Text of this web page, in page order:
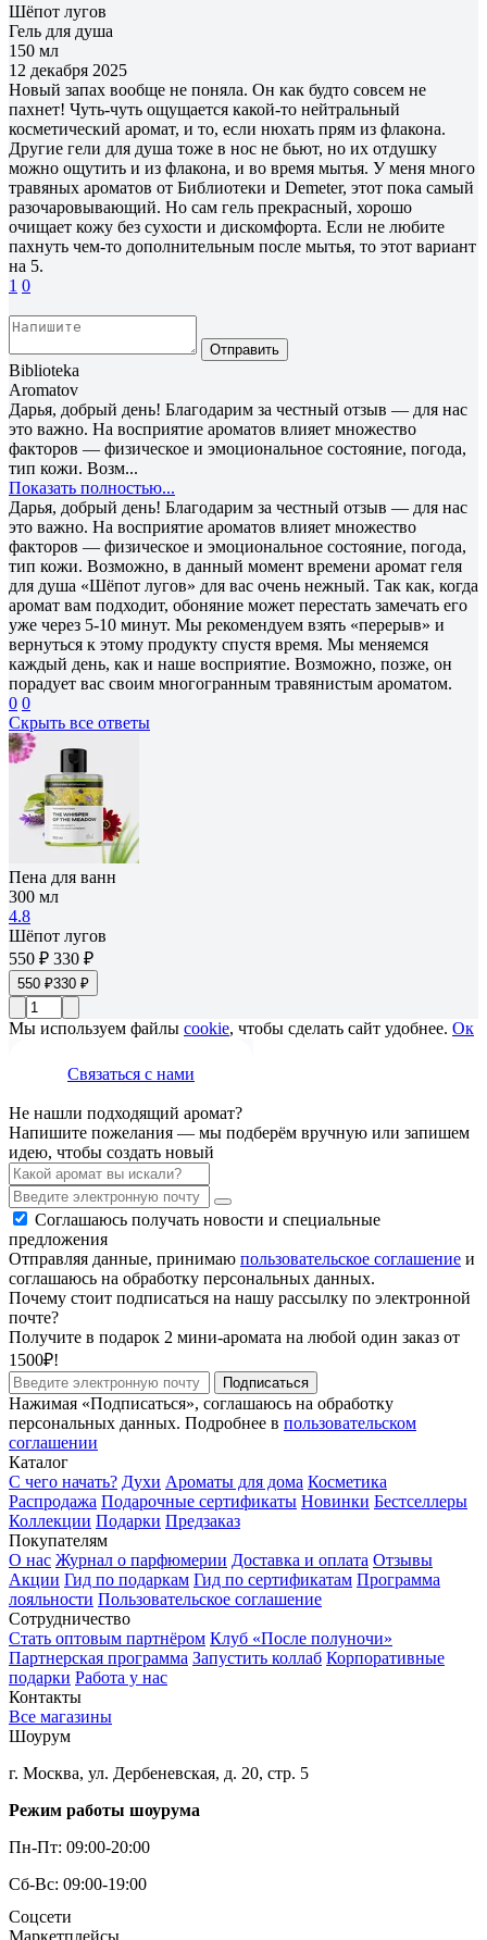
Шёпот лугов
Гель для душа
150 мл
12 декабря 2025
Новый запах вообще не поняла. Он как будто совсем не
пахнет! Чуть-чуть ощущается какой-то нейтральный
косметический аромат, и то, если нюхать прям из флакона.
Другие гели для душа тоже в нос не бьют, но их отдушку
можно ощутить и из флакона, и во время мытья. У меня много
травяных ароматов от Библиотеки и Demeter, этот пока самый
разочаровывающий. Но сам гель прекрасный, хорошо
очищает кожу без сухости и дискомфорта. Если не любите
пахнуть чем-то дополнительным после мытья, то этот вариант
на 5.
1 0
Отправить
Biblioteka
Aromatov
Дарья, добрый день! Благодарим за честный отзыв — для нас
это важно. На восприятие ароматов влияет множество
факторов — физическое и эмоциональное состояние, погода,
тип кожи. Возм...
Показать полностью...
Дарья, добрый день! Благодарим за честный отзыв — для нас
это важно. На восприятие ароматов влияет множество
факторов — физическое и эмоциональное состояние, погода,
тип кожи. Возможно, в данный момент времени аромат геля
для душа «Шёпот лугов» для вас очень нежный. Так как, когда
аромат вам подходит, обоняние может перестать замечать его
уже через 5-10 минут. Мы рекомендуем взять «перерыв» и
вернуться к этому продукту спустя время. Мы меняемся
каждый день, как и наше восприятие. Возможно, позже, он
порадует вас своим многогранным травянистым ароматом.
0 0
Скрыть все ответы
Пена для ванн
300 мл
4.8
Шёпот лугов
550 ₽ 330 ₽
550 ₽330 ₽
Мы используем файлы cookie, чтобы сделать сайт удобнее. Ок
Связаться с нами
Не нашли подходящий аромат?
Напишите пожелания — мы подберём вручную или запишем
идею, чтобы создать новый
Соглашаюсь получать новости и специальные
предложения
Отправляя данные, принимаю пользовательское соглашение и
соглашаюсь на обработку персональных данных.
Почему стоит подписаться на нашу рассылку по электронной
почте?
Получите в подарок 2 мини-аромата на любой один заказ от
1500₽!
Подписаться
Нажимая «Подписаться», соглашаюсь на обработку
персональных данных. Подробнее в пользовательском
соглашении
Каталог
С чего начать? Духи Ароматы для дома Косметика
Распродажа Подарочные сертификаты Новинки Бестселлеры
Коллекции Подарки Предзаказ
Покупателям
О нас Журнал о парфюмерии Доставка и оплата Отзывы
Акции Гид по подаркам Гид по сертификатам Программа
лояльности Пользовательское соглашение
Сотрудничество
Стать оптовым партнёром Клуб «После полуночи»
Партнерская программа Запустить коллаб Корпоративные
подарки Работа у нас
Контакты
Все магазины
Шоурум
г. Москва, ул. Дербеневская, д. 20, стр. 5
Режим работы шоурума
Пн-Пт: 09:00-20:00
Сб-Вс: 09:00-19:00
Соцсети
Маркетплейсы